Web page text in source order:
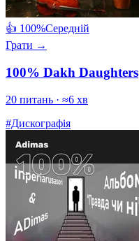
👍 100%Середній
Грати →
100% Dakh Daughters
20 питань · ≈6 хв
#Дискографія